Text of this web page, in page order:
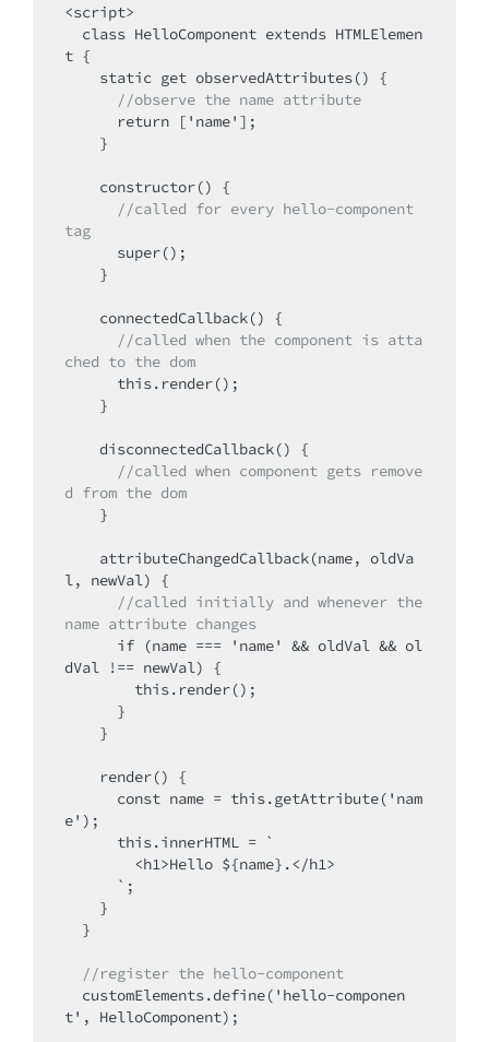
<script>
t {
//observe the name attribute
//called for every hello-component
tag
//called when the component is atta
ched to the dom
//called when component gets remove
d from the dom
l, newVal) {
//called initially and whenever the
name attribute changes
dVal !== newVal) {
e');
//register the hello-component
t', HelloComponent);